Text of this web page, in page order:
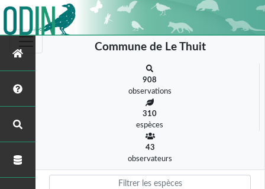
Commune de Le Thuit
908
observations
310
espèces
43
observateurs